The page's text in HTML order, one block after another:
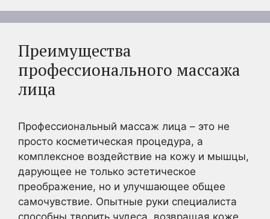
Преимущества
профессионального массажа
лица
Профессиональный массаж лица – это не
просто косметическая процедура, а
комплексное воздействие на кожу и мышцы,
дарующее не только эстетическое
преображение, но и улучшающее общее
самочувствие. Опытные руки специалиста
способны творить чудеса, возвращая коже